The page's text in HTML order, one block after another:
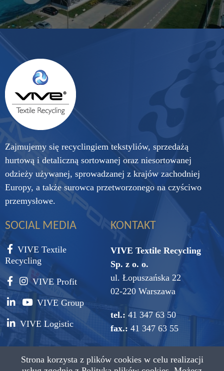
Zajmujemy się recyclingiem tekstyliów, sprzedażą
hurtową i detaliczną sortowanej oraz niesortowanej
odzieży używanej, sprowadzanej z krajów zachodniej
Europy, a także surowca przetworzonego na czyściwo
przemysłowe.
SOCIAL MEDIA
VIVE Textile
Recycling
VIVE Profit
VIVE Group
VIVE Logistic
KONTAKT
VIVE Textile Recycling
Sp. z o. o.
ul. Łopuszańska 22
02-220 Warszawa
tel.: 41 347 63 50
fax.: 41 347 63 55
Strona korzysta z plików cookies w celu realizacji